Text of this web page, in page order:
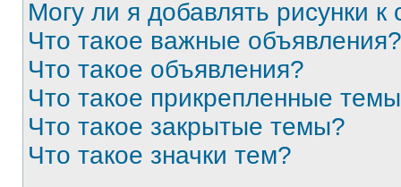
Могу ли я добавлять рисунки
Что такое важные объявления?
Что такое объявления?
Что такое прикрепленные
Что такое закрытые темы?
Что такое значки тем?